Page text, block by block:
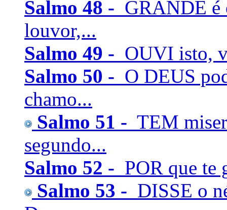
Salmo 48 - GRANDE é
louvor,...
Salmo 49 - OUVI isto,
Salmo 50 - O DEUS
chamo...
Salmo 51 - TEM
segundo...
Salmo 52 - POR que te
Salmo 53 - DISSE o